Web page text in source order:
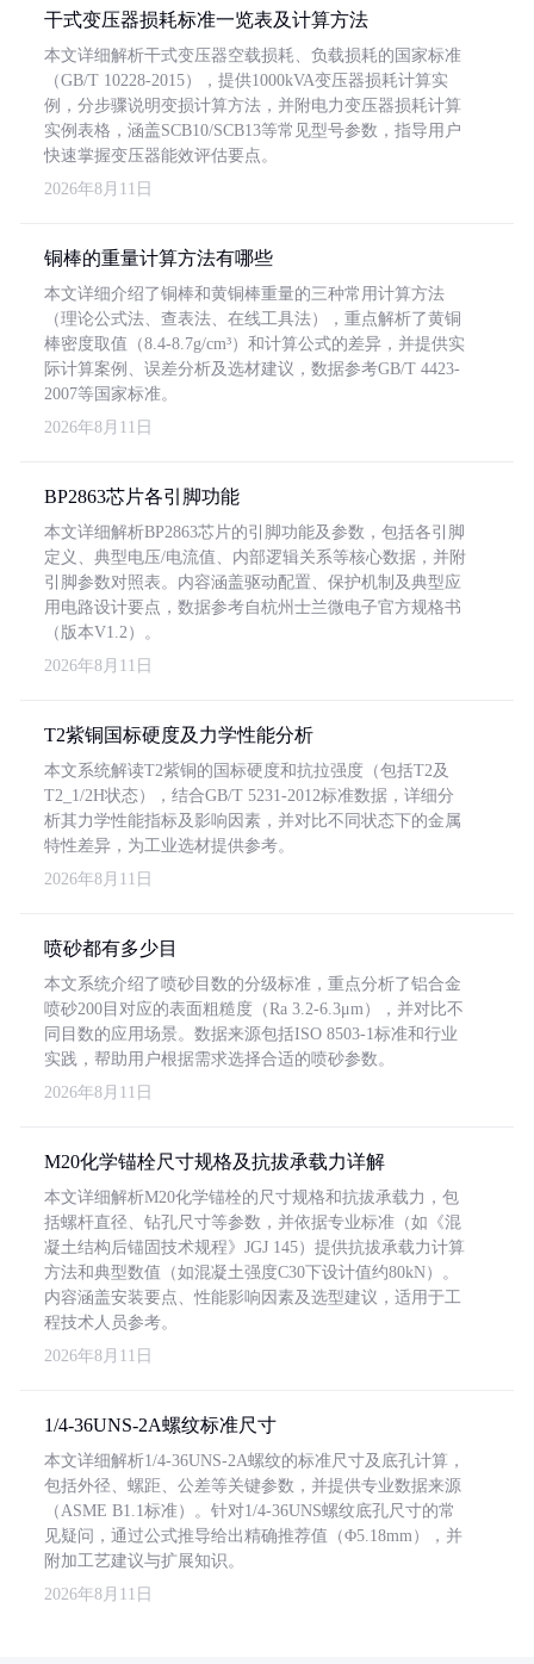
干式变压器损耗标准一览表及计算方法
本文详细解析干式变压器空载损耗、负载损耗的国家标准
（GB/T 10228-2015），提供1000kVA变压器损耗计算实
例，分步骤说明变损计算方法，并附电力变压器损耗计算
实例表格，涵盖SCB10/SCB13等常见型号参数，指导用户
快速掌握变压器能效评估要点。
2026年8月11日
铜棒的重量计算方法有哪些
本文详细介绍了铜棒和黄铜棒重量的三种常用计算方法
（理论公式法、查表法、在线工具法），重点解析了黄铜
棒密度取值（8.4-8.7g/cm³）和计算公式的差异，并提供实
际计算案例、误差分析及选材建议，数据参考GB/T 4423-
2007等国家标准。
2026年8月11日
BP2863芯片各引脚功能
本文详细解析BP2863芯片的引脚功能及参数，包括各引脚
定义、典型电压/电流值、内部逻辑关系等核心数据，并附
引脚参数对照表。内容涵盖驱动配置、保护机制及典型应
用电路设计要点，数据参考自杭州士兰微电子官方规格书
（版本V1.2）。
2026年8月11日
T2紫铜国标硬度及力学性能分析
本文系统解读T2紫铜的国标硬度和抗拉强度（包括T2及
T2_1/2H状态），结合GB/T 5231-2012标准数据，详细分
析其力学性能指标及影响因素，并对比不同状态下的金属
特性差异，为工业选材提供参考。
2026年8月11日
喷砂都有多少目
本文系统介绍了喷砂目数的分级标准，重点分析了铝合金
喷砂200目对应的表面粗糙度（Ra 3.2-6.3μm），并对比不
同目数的应用场景。数据来源包括ISO 8503-1标准和行业
实践，帮助用户根据需求选择合适的喷砂参数。
2026年8月11日
M20化学锚栓尺寸规格及抗拔承载力详解
本文详细解析M20化学锚栓的尺寸规格和抗拔承载力，包
括螺杆直径、钻孔尺寸等参数，并依据专业标准（如《混
凝土结构后锚固技术规程》JGJ 145）提供抗拔承载力计算
方法和典型数值（如混凝土强度C30下设计值约80kN）。
内容涵盖安装要点、性能影响因素及选型建议，适用于工
程技术人员参考。
2026年8月11日
1/4-36UNS-2A螺纹标准尺寸
本文详细解析1/4-36UNS-2A螺纹的标准尺寸及底孔计算，
包括外径、螺距、公差等关键参数，并提供专业数据来源
（ASME B1.1标准）。针对1/4-36UNS螺纹底孔尺寸的常
见疑问，通过公式推导给出精确推荐值（Φ5.18mm），并
附加工艺建议与扩展知识。
2026年8月11日